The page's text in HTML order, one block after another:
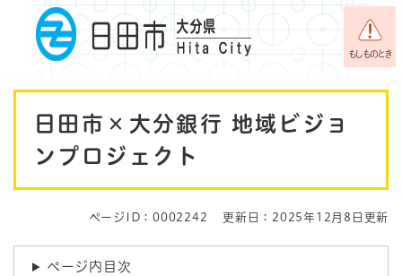
メニューを飛ばして本文へ
もしものとき
日田市×大分銀行 地域ビジョ
ンプロジェクト
ページID：0002242 更新日：2025年12月8日更新
ページ内目次